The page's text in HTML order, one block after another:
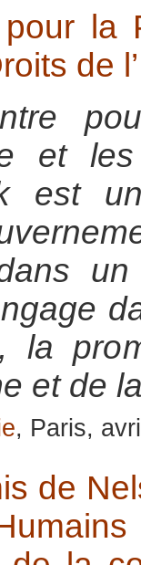
la
de
et
est
la
et de
, Paris,
de